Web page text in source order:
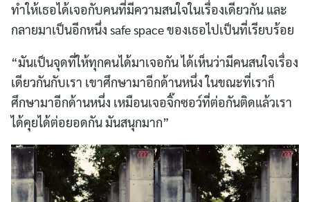
ทำให้เธอได้เจอกับคนที่มีความสนใจในเรื่องเดียวกัน และ
กลายมาเป็นอีกหนึ่ง safe space ของเธอไปเป็นที่เรียบร้อย
“มันเป็นจุดที่ให้ทุกคนได้มาเจอกัน ได้เห็นว่ามีคนสนใจเรื่อง
เดียวกันกับเรา เขาศึกษามาอีกด้านหนึ่ง ในขณะที่เราก็
ศึกษามาอีกด้านหนึ่ง เหมือนเจอจิ๊กซอว์ที่ต่อกันติดแล้วเรา
ได้คุยได้ต่อยอดกัน มันสนุกมาก”